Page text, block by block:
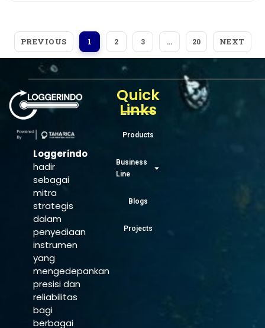
PREVIOUS 1 2 3 … 20 NEXT
Loggerindo
hadir
sebagai
mitra
strategis
dalam
penyediaan
instrumen
yang
mengedepankan
presisi dan
reliabilitas
bagi
berbagai
Quick
Links
Products
Business
Line
Blogs
Projects